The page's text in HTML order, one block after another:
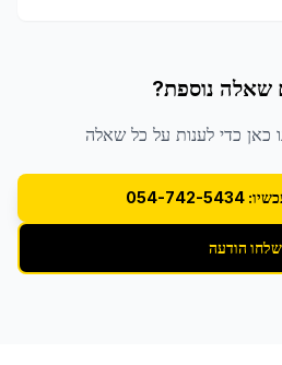
שאלה נוספת?
כאן כדי לענות על כל שאלה
5434
שלחו הודעה